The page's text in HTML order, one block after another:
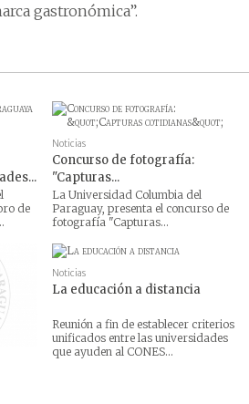
gastronómica”.
de
Noticias
Concurso de fotografía:
"Capturas...
La Universidad Columbia del
Paraguay, presenta el concurso de
fotografía "Capturas...
Noticias
La educación a distancia
Reunión a fin de establecer criterios
unificados entre las universidades
que ayuden al CONES...